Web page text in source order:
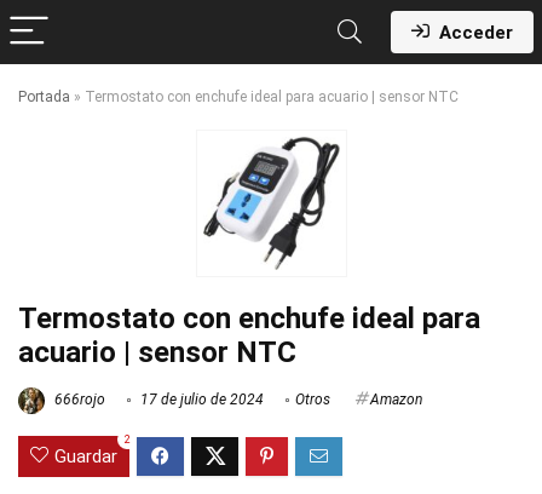
Acceder
Portada » Termostato con enchufe ideal para acuario | sensor NTC
Termostato con enchufe ideal para
acuario | sensor NTC
666rojo 17 de julio de 2024 Otros Amazon
Guardar
2